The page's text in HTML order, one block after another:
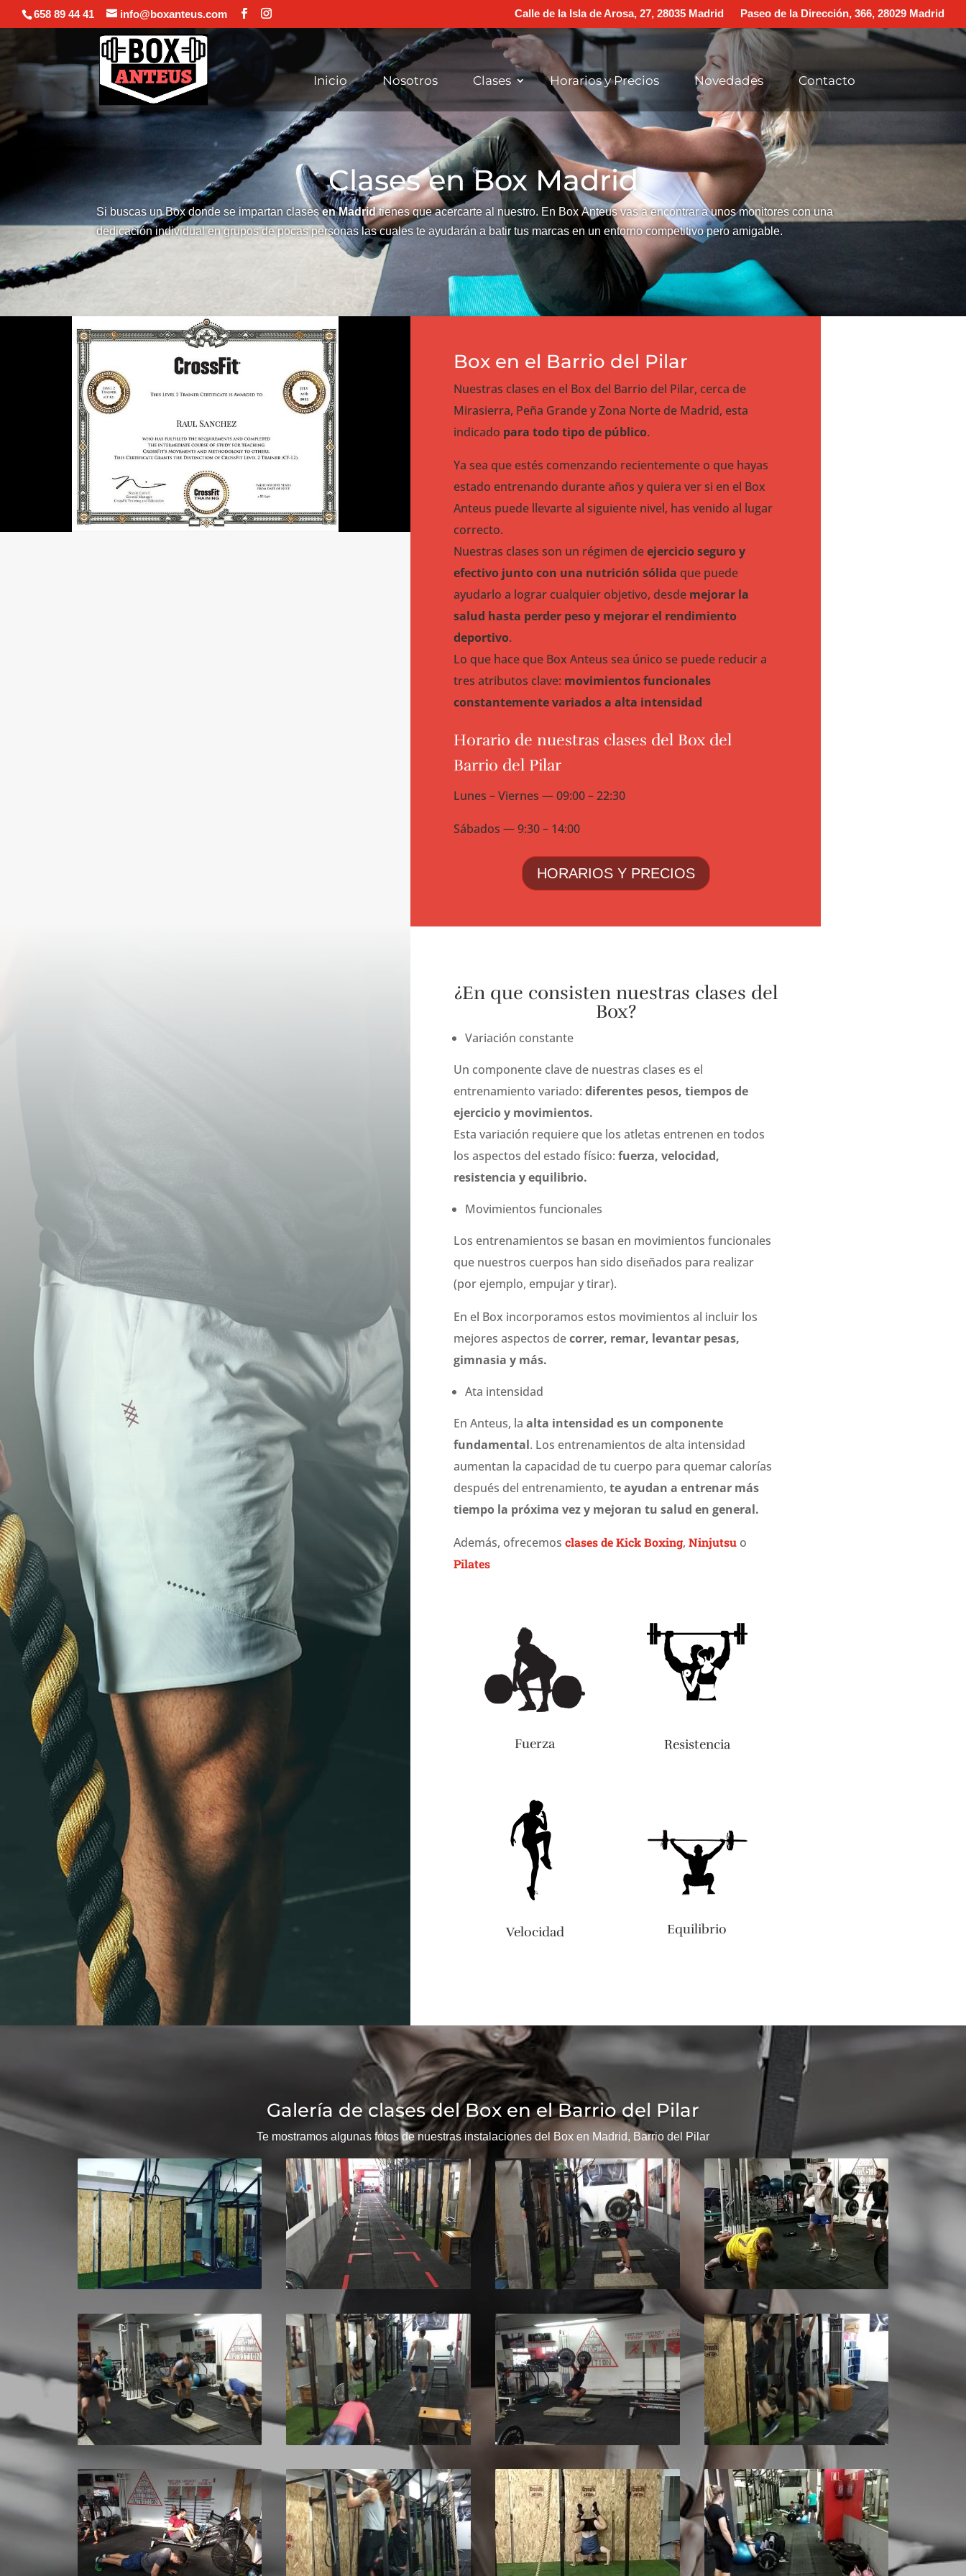
658 89 44 41 info@boxanteus.com Calle de la Isla de Arosa, 27, 28035 Madrid Paseo de la Dirección, 366, 28029 Madrid
Inicio Nosotros Clases Horarios y Precios Novedades Contacto
Clases en Box Madrid
Si buscas un Box donde se impartan clasesen Madridtienes que acercarte al nuestro. En Box Anteusvas a encontrar a unos monitores con una
dedicación individual en grupos de pocas personas las cuales te ayudarán a batir tus marcas en un entorno competitivo pero amigable.
Box en el Barrio del Pilar
Nuestras clases en el Box del Barrio del Pilar, cerca de
Mirasierra, Peña Grande y Zona Norte de Madrid, esta
indicado para todo tipo de público.
Ya sea que estés comenzando recientemente o que hayas
estado entrenando durante años y quiera ver si en el Box
Anteus puede llevarte al siguiente nivel, has venido al lugar
correcto.
Nuestras clases son un régimen deejercicio seguro y
efectivo junto con una nutrición sólida que puede
ayudarlo a lograr cualquier objetivo, desde mejorar la
salud hasta perder peso y mejorar el rendimiento
deportivo.
Lo que hace que Box Anteus sea único se puede reducir a
tres atributos clave: movimientos funcionales
constantemente variados a alta intensidad
Horario de nuestras clases del Box del
Barrio del Pilar
Lunes – Viernes — 09:00 – 22:30
Sábados — 9:30 – 14:00
HORARIOS Y PRECIOS
¿En que consisten nuestras clases del
Box?
Variación constante
Un componente clave de nuestras clases es el
entrenamiento variado:diferentes pesos, tiempos de
ejercicio y movimientos.
Esta variación requiere que los atletas entrenen en todos
los aspectos del estado físico: fuerza, velocidad,
resistencia y equilibrio.
Movimientos funcionales
Los entrenamientos se basan en movimientos funcionales
que nuestros cuerpos han sido diseñados para realizar
(por ejemplo, empujar y tirar).
En el Box incorporamos estos movimientos al incluir los
mejores aspectos decorrer, remar, levantar pesas,
gimnasia y más.
Ata intensidad
En Anteus, laalta intensidad es un componente
fundamental. Los entrenamientos de alta intensidad
aumentan la capacidad de tu cuerpo para quemar calorías
después del entrenamiento, te ayudan a entrenar más
tiempo la próxima vez y mejoran tu salud en general.
Además, ofrecemosclases de Kick Boxing,Ninjutsu o
Pilates
Fuerza Resistencia
Velocidad Equilibrio
Galería de clases del Box en el Barrio del Pilar
Te mostramos algunas fotos de nuestras instalaciones del Box en Madrid, Barrio del Pilar